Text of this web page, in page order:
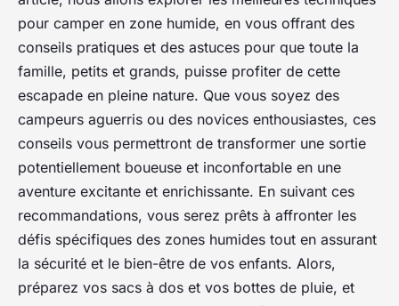
pour camper en zone humide, en vous offrant des
conseils pratiques et des astuces pour que toute la
famille, petits et grands, puisse profiter de cette
escapade en pleine nature. Que vous soyez des
campeurs aguerris ou des novices enthousiastes, ces
conseils vous permettront de transformer une sortie
potentiellement boueuse et inconfortable en une
aventure excitante et enrichissante. En suivant ces
recommandations, vous serez prêts à affronter les
défis spécifiques des zones humides tout en assurant
la sécurité et le bien-être de vos enfants. Alors,
préparez vos sacs à dos et vos bottes de pluie, et